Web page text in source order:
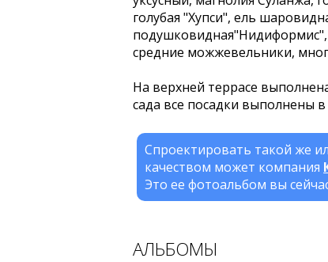
голубая "Хупси", ель
средние можжевельники,
На верхней террасе
сада все посадки выполнены
Спроектировать такой же
качеством может компания
Это ее фотоальбом вы
АЛЬБОМЫ